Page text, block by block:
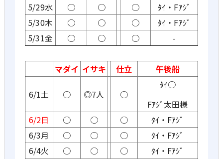
5/29水
○ ○ ○
ﾀｲ・Fｱｼﾞ
5/30木
○ ○ ○
ﾀｲ・Fｱｼﾞ
5/31金
○ ○ ○ -
マダイ イサキ 仕立 午後船
6/1土 ○ ◎7人 ○
ﾀｲ○
Fｱｼﾞ太田様
6/2日
○ ○ ○
ﾀｲ・Fｱｼﾞ
6/3月
○ ○ ○
ﾀｲ・Fｱｼﾞ
6/4火
○ ○ ○
ﾀｲ・Fｱｼﾞ